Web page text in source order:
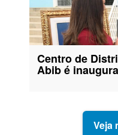
Centro de
Abib é
Veja